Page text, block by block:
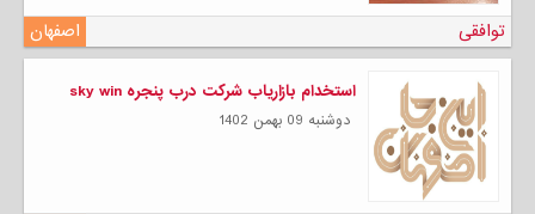
اصفهان توافقی
استخدام بازاریاب شرکت درب پنجره sky win
دوشنبه 09 بهمن 1402